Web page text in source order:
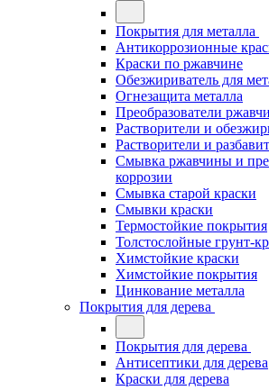
Покрытия для металла
Антикоррозионные
Краски по ржавчине
Обезжириватель для
Огнезащита металла
Преобразователи
Растворители и
Растворители и
Смывка ржавчины и
коррозии
Смывка старой краски
Смывки краски
Термостойкие покрытия
Толстослойные грунт-
Химстойкие краски
Химстойкие покрытия
Цинкование металла
Покрытия для дерева
Покрытия для дерева
Антисептики для дерева
Краски для дерева